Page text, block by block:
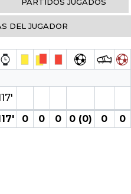
DEL JUGADOR
0 0 0 0 (0) 0 0